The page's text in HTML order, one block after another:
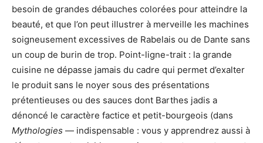
besoin de grandes débauches colorées pour atteindre la
beauté, et que l’on peut illustrer à merveille les machines
soigneusement excessives de Rabelais ou de Dante sans
un coup de burin de trop. Point-ligne-trait : la grande
cuisine ne dépasse jamais du cadre qui permet d’exalter
le produit sans le noyer sous des présentations
prétentieuses ou des sauces dont Barthes jadis a
dénoncé le caractère factice et petit-bourgeois (dans
Mythologies — indispensable : vous y apprendrez aussi à